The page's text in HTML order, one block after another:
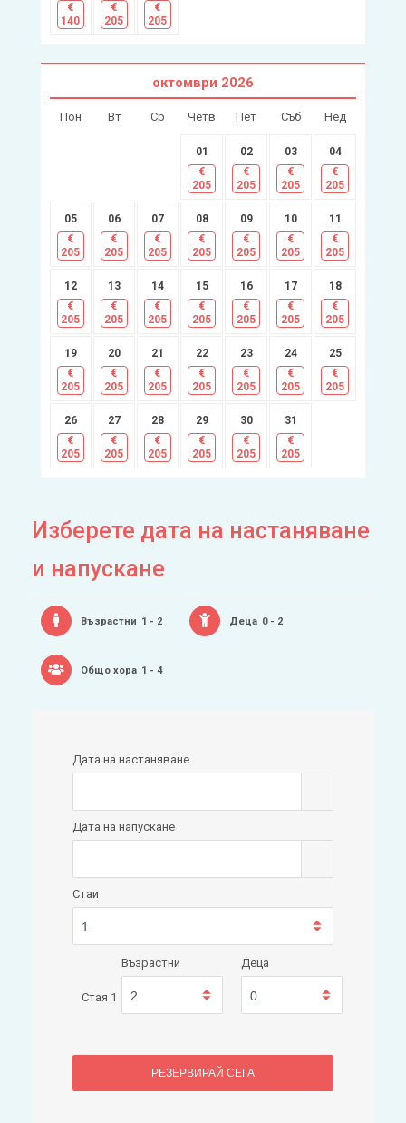
€
140
€
205
€
205
октомври 2026
Пон Вт Ср Четв Пет Съб Нед
01
€
205
02
€
205
03
€
205
04
€
205
05
€
205
06
€
205
07
€
205
08
€
205
09
€
205
10
€
205
11
€
205
12
€
205
13
€
205
14
€
205
15
€
205
16
€
205
17
€
205
18
€
205
19
€
205
20
€
205
21
€
205
22
€
205
23
€
205
24
€
205
25
€
205
26
€
205
27
€
205
28
€
205
29
€
205
30
€
205
31
€
205
Изберете дата на настаняване
и напускане
Възрастни 1 - 2 Деца 0 - 2
Общо хора 1 - 4
Дата на настаняване
Дата на напускане
Стаи
Стая 1
Възрастни Деца